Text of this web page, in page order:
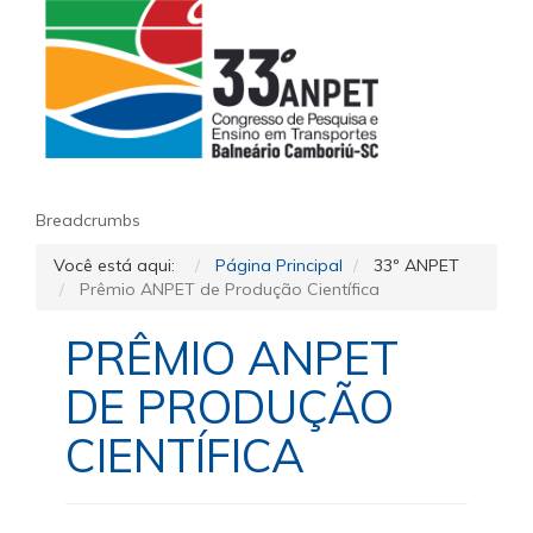
Breadcrumbs
Você está aqui: Página Principal
33º ANPET
Prêmio ANPET de Produção Científica
PRÊMIO ANPET
DE PRODUÇÃO
CIENTÍFICA